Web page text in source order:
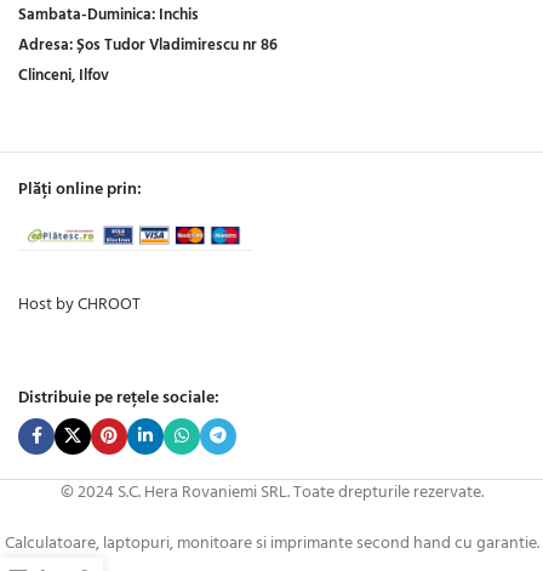
Sambata-Duminica:Inchis
Adresa:Șos Tudor Vladimirescu nr 86
Clinceni, Ilfov
Plăți online prin:
Host by CHROOT
Distribuie pe rețele sociale:
© 2024 S.C. Hera Rovaniemi SRL. Toate drepturile rezervate.
Calculatoare, laptopuri, monitoare si imprimante second hand cu garantie.